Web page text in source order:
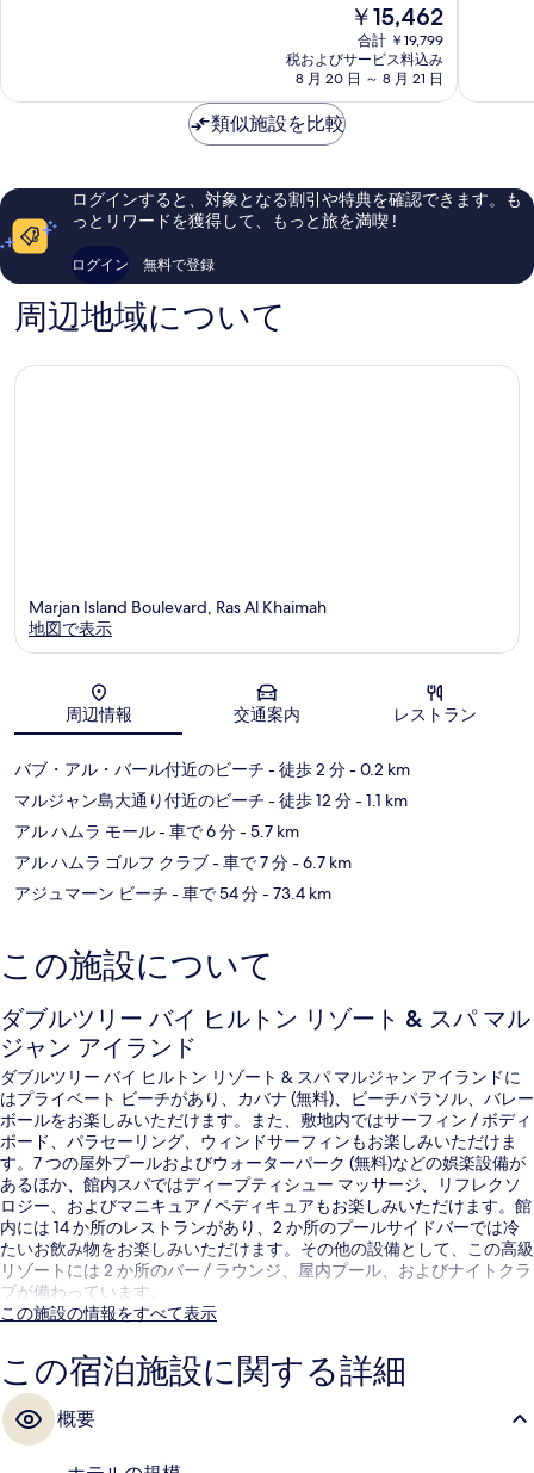
示マ
ン
イ
ラ
ア
ル・
ル
も
し
口
コ
192
件
の
口
現
在
の
料
金
￥15,462
合計 ￥19,799
税およびサービス料込み
8 月 20 日 ～ 8 月 21 日
ジ
イ
ラ
口
件
件
類似施設を比較
ログインすると、対象となる割引や特典を確認できます。も
っとリワードを獲得して、もっと旅を満喫 !
ログイン 無料で登録
周辺地域について
地図
Marjan Island Boulevard, Ras Al Khaimah
地図で表示
周辺情報 交通案内 レストラン
バブ・アル・バール付近のビーチ - 徒歩 2 分- 0.2 km
マルジャン島大通り付近のビーチ - 徒歩 12 分- 1.1 km
アル ハムラ モール- 車で 6 分- 5.7 km
アル ハムラ ゴルフ クラブ- 車で 7 分- 6.7 km
アジュマーン ビーチ - 車で 54 分- 73.4 km
この施設について
ダブルツリー バイ ヒルトン リゾート & スパ マル
ジャン アイランド
ダブルツリー バイ ヒルトン リゾート & スパ マルジャン アイランドに
はプライベート ビーチがあり、カバナ (無料)、ビーチパラソル、バレー
ボールをお楽しみいただけます。また、敷地内ではサーフィン / ボディ
ボード、パラセーリング、ウィンドサーフィンもお楽しみいただけま
す。7 つの屋外プールおよびウォーターパーク (無料)などの娯楽設備が
あるほか、館内スパではディープティシュー マッサージ、リフレクソ
ロジー、およびマニキュア / ペディキュアもお楽しみいただけます。館
内には 14 か所のレストランがあり、2 か所のプールサイドバーでは冷
たいお飲み物をお楽しみいただけます。その他の設備として、この高級
リゾートには 2 か所のバー / ラウンジ、屋内プール、およびナイトクラ
ブが備わっています。
この施設の情報をすべて表示
この宿泊施設に関する詳細
概要